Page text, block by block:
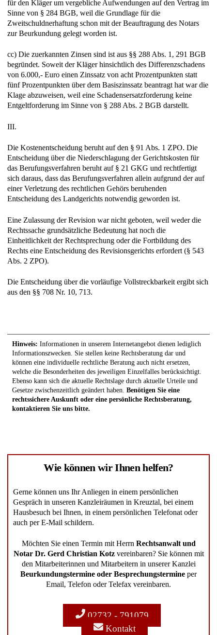
für den Kläger um vergebliche Aufwendungen auf den Vertrag im
Sinne von § 284 BGB, weil die Grundlage für die
Zweitschuldnerhaftung schon mit der Beauftragung des Notars
zur Beurkundung gelegt worden ist.
cc) Die zuerkannten Zinsen sind ist aus §§ 288 Abs. 1, 291 BGB
begründet. Soweit der Kläger hinsichtlich des Differenzschadens
von 6.000,- Euro einen Zinssatz von acht Prozentpunkten statt
fünf Prozentpunkten über dem Basiszinssatz beantragt hat war die
Klage abzuweisen, weil eine Schadensersatzforderung keine
Entgeltforderung im Sinne von § 288 Abs. 2 BGB darstellt.
III.
Die Kostenentscheidung beruht auf den § 91 Abs. 1 ZPO. Die
Entscheidung über die Niederschlagung der Gerichtskosten für
das Berufungsverfahren beruht auf § 21 GKG und rechtfertigt
sich daraus, dass das Berufungsverfahren allein aufgrund der auf
einer Verletzung des rechtlichen Gehörs beruhenden
Entscheidung des Landgerichts notwendig geworden ist.
Eine Zulassung der Revision war nicht geboten, weil weder die
Rechtssache grundsätzliche Bedeutung hat noch die
Einheitlichkeit der Rechtsprechung oder die Fortbildung des
Rechts eine Entscheidung des Revisionsgerichts erfordert (§ 543
Abs. 2 ZPO).
Die Entscheidung über die vorläufige Vollstreckbarkeit ergibt sich
aus den §§ 708 Nr. 10, 713.
Hinweis: Informationen in unserem Internetangebot dienen lediglich
Informationszwecken. Sie stellen keine Rechtsberatung dar und
können eine individuelle rechtliche Beratung auch nicht ersetzen,
welche die Besonderheiten des jeweiligen Einzelfalles berücksichtigt.
Ebenso kann sich die aktuelle Rechtslage durch aktuelle Urteile und
Gesetze zwischenzeitlich geändert haben. Benötigen Sie eine
rechtssichere Auskunft oder eine persönliche Rechtsberatung,
kontaktieren Sie uns bitte.
Wie können wir Ihnen helfen?
Gerne können uns Ihr Anliegen in einem persönlichen
Gespräch in unseren Kanzleiräumen in Kreuztal, bei einem
Hausbesuch bei Ihnen, in einem persönlichen Telefonat oder
auch per E-Mail schildern.
Möchten Sie einen Termin mit Herrn Rechtsanwalt und
Notar Dr. Gerd Christian Kotz vereinbaren? Sie können mit
den Mitarbeiterinnen und Mitarbeitern in unserer Kanzlei
Beurkundungstermine oder Besprechungstermine per
Email, Telefon oder Telefax vereinbaren.
02732 - 791079
Kontakt